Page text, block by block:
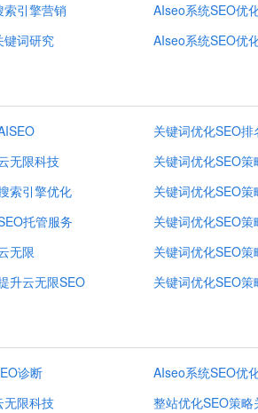
引擎营销
键词研究
AIseo系统SEO优
AIseo系统SEO优
无限科技
索引擎优化
托管服务
无限
升云无限SEO
关键词优化SEO
关键词优化SEO策
关键词优化SEO策
关键词优化SEO策
关键词优化SEO策
关键词优化SEO策
诊断
无限科技
AIseo系统SEO优
整站优化SEO策略